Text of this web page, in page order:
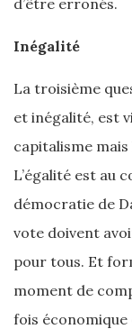
d’être erronés.
Inégalité
La troisième
et inégalité, est
capitalisme
L’égalité est au
démocratie de
vote doivent
pour tous. Et
moment de
fois économique